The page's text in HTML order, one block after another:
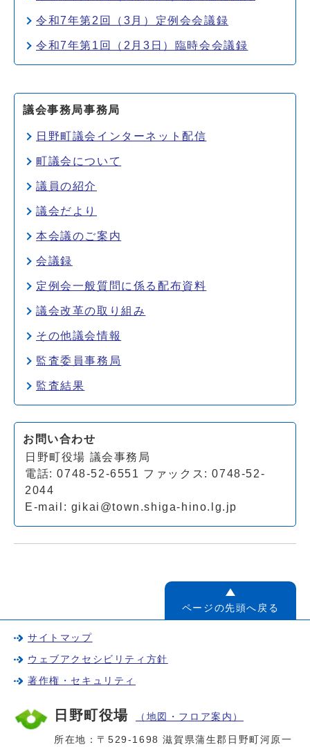
令和7年第2回（3月）定例会会議録
令和7年第1回（2月3日）臨時会会議録
議会事務局事務局
日野町議会インターネット配信
町議会について
議員の紹介
議会だより
本会議のご案内
会議録
定例会一般質問に係る配布資料
議会改革の取り組み
その他議会情報
監査委員事務局
監査結果
お問い合わせ
日野町役場 議会事務局
電話: 0748-52-6551 ファックス: 0748-52-
2044
E-mail: gikai@town.shiga-hino.lg.jp
ページの先頭へ戻る
サイトマップ
ウェブアクセシビリティ方針
著作権・セキュリティ
日野町役場 （地図・フロア案内）
所在地：〒529-1698 滋賀県蒲生郡日野町河原一